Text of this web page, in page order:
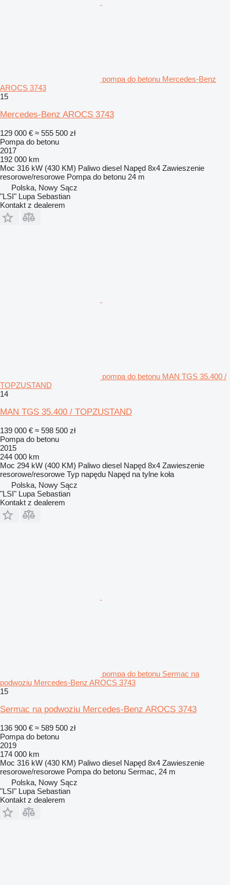
pompa do betonu Mercedes-Benz
AROCS 3743
15
Mercedes-Benz AROCS 3743
129 000 € ≈ 555 500 zł
Pompa do betonu
2017
192 000 km
Moc 316 kW (430 KM) Paliwo diesel Napęd 8x4 Zawieszenie
resorowe/resorowe Pompa do betonu 24 m
Polska, Nowy Sącz
"LSI" Lupa Sebastian
Kontakt z dealerem
pompa do betonu MAN TGS 35.400 /
TOPZUSTAND
14
MAN TGS 35.400 / TOPZUSTAND
139 000 € ≈ 598 500 zł
Pompa do betonu
2015
244 000 km
Moc 294 kW (400 KM) Paliwo diesel Napęd 8x4 Zawieszenie
resorowe/resorowe Typ napędu Napęd na tylne koła
Polska, Nowy Sącz
"LSI" Lupa Sebastian
Kontakt z dealerem
pompa do betonu Sermac na
podwoziu Mercedes-Benz AROCS 3743
15
Sermac na podwoziu Mercedes-Benz AROCS 3743
136 900 € ≈ 589 500 zł
Pompa do betonu
2019
174 000 km
Moc 316 kW (430 KM) Paliwo diesel Napęd 8x4 Zawieszenie
resorowe/resorowe Pompa do betonu Sermac, 24 m
Polska, Nowy Sącz
"LSI" Lupa Sebastian
Kontakt z dealerem